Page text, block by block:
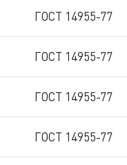
ГОСТ 14955-77
ГОСТ 14955-77
ГОСТ 14955-77
ГОСТ 14955-77